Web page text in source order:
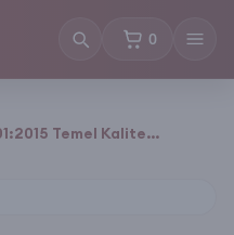
0
sepetteki
Temel Kalite